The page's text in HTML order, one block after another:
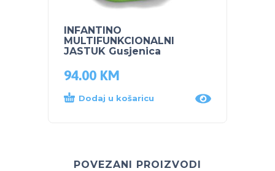
INFANTINO
MULTIFUNKCIONALNI
JASTUK Gusjenica
94.00 KM
Dodaj u košaricu
POVEZANI PROIZVODI